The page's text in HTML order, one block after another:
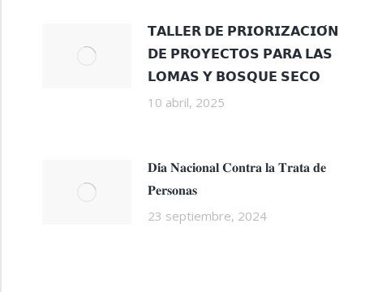
𝗧𝗔𝗟𝗟𝗘𝗥 𝗗𝗘 𝗣𝗥𝗜𝗢𝗥𝗜𝗭𝗔𝗖𝗜𝗢́𝗡
𝗗𝗘 𝗣𝗥𝗢𝗬𝗘𝗖𝗧𝗢𝗦 𝗣𝗔𝗥𝗔 𝗟𝗔𝗦
𝗟𝗢𝗠𝗔𝗦 𝗬 𝗕𝗢𝗦𝗤𝗨𝗘 𝗦𝗘𝗖𝗢
10 abril, 2025
𝐃𝐢́𝐚 𝐍𝐚𝐜𝐢𝐨𝐧𝐚𝐥 𝐂𝐨𝐧𝐭𝐫𝐚 𝐥𝐚 𝐓𝐫𝐚𝐭𝐚 𝐝𝐞
𝐏𝐞𝐫𝐬𝐨𝐧𝐚𝐬
23 septiembre, 2024